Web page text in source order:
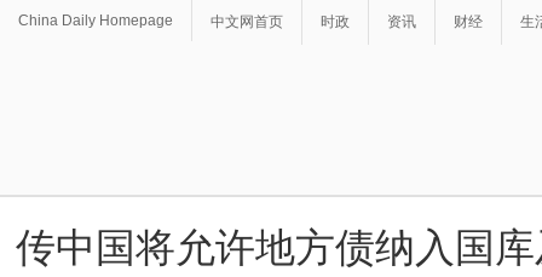
China Daily Homepage 中文网首页 时政 资讯 财经 生
传中国将允许地方债纳入国